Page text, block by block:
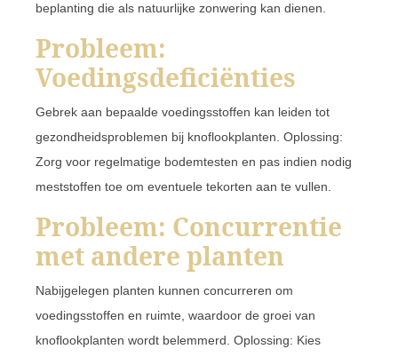
beplanting die als natuurlijke zonwering kan dienen.
Probleem:
Voedingsdeficiënties
Gebrek aan bepaalde voedingsstoffen kan leiden tot
gezondheidsproblemen bij knoflookplanten. Oplossing:
Zorg voor regelmatige bodemtesten en pas indien nodig
meststoffen toe om eventuele tekorten aan te vullen.
Probleem: Concurrentie
met andere planten
Nabijgelegen planten kunnen concurreren om
voedingsstoffen en ruimte, waardoor de groei van
knoflookplanten wordt belemmerd. Oplossing: Kies